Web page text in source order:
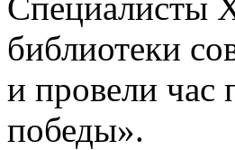
библиотеки
и провели
победы».